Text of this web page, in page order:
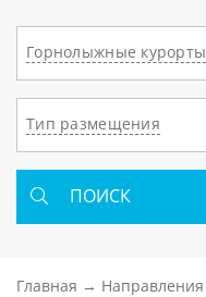
Горнолыжные курорты
Тип размещения
ПОИСК
Главная Направления